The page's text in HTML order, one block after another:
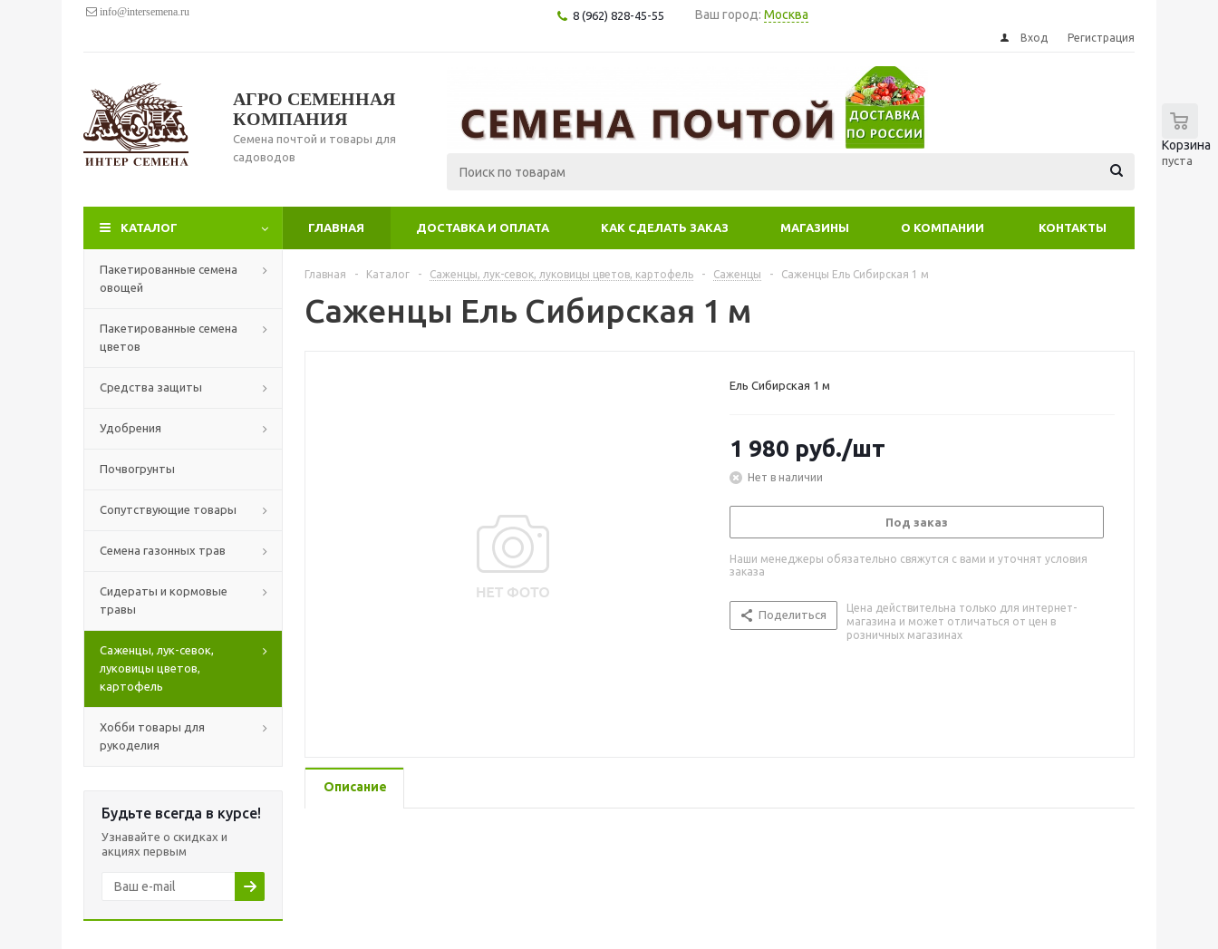
info@intersemena.ru 8 (962) 828-45-55 Ваш город: Москва
Вход Регистрация
АГРО СЕМЕННАЯ
КОМПАНИЯ
Семена почтой и товары для
садоводов
Корзина
пуста
КАТАЛОГ ГЛАВНАЯ ДОСТАВКА И ОПЛАТА КАК СДЕЛАТЬ ЗАКАЗ МАГАЗИНЫ О КОМПАНИИ КОНТАКТЫ
Пакетированные семена
овощей
Пакетированные семена
цветов
Средства защиты
Удобрения
Почвогрунты
Сопутствующие товары
Семена газонных трав
Сидераты и кормовые
травы
Саженцы, лук-севок,
луковицы цветов,
картофель
Хобби товары для
рукоделия
Будьте всегда в курсе!
Узнавайте о скидках и
акциях первым
Главная - Каталог - Саженцы, лук-севок, луковицы цветов, картофель - Саженцы - Саженцы Ель Сибирская 1 м
Саженцы Ель Сибирская 1 м
Ель Сибирская 1 м
1 980 руб./шт
Нет в наличии
Под заказ
Наши менеджеры обязательно свяжутся с вами и уточнят условия
заказа
Поделиться
Цена действительна только для интернет-
магазина и может отличаться от цен в
розничных магазинах
Описание